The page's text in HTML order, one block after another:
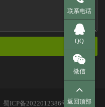
蜀ICP备2022012386号
联系电话
手机 137-
QQ
QQ
微信
返回顶部